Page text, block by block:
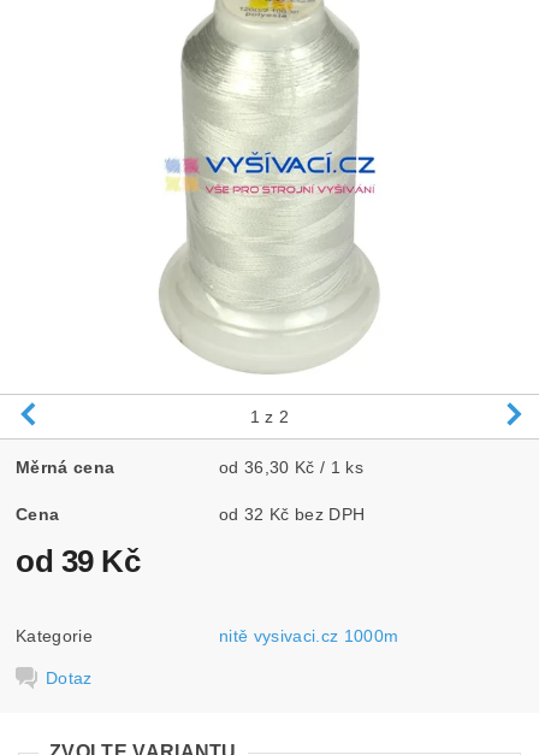
1 z 2
Měrná cena od 36,30 Kč / 1 ks
Cena od 32 Kč bez DPH
od 39 Kč
Kategorie nitě vysivaci.cz 1000m
Dotaz